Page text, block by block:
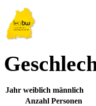
Jahr weiblich männlich
Anzahl Personen